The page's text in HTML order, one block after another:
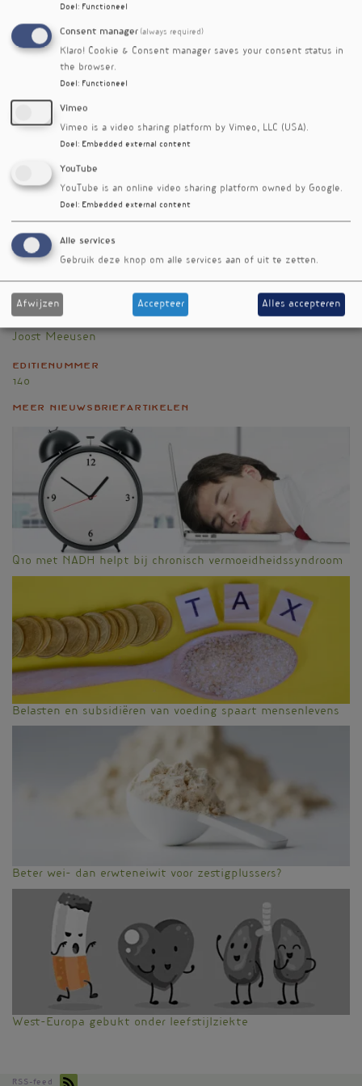
van andere grootschalige bevolkingsstudies.
Referenties
van den Brandt PA, Schouten LJ. Relationship of tree
nut, peanut and peanut butter intake with total and
cause-specific mortality: a cohort study and meta-
analysis. Int J Epidemiol. 2015 Jun;44(3):1038-49
of the association of nut/peanut consumption with total
and cause-specific mortality. JAMA Intern Med. 2015
May;175(5):755-66
Nieuwsbriefartikel
Onderzoek
Joost Meeusen
Editienummer
140
Meer nieuwsbriefartikelen
Q10 met NADH helpt bij chronisch vermoeidheidssyndroom
Belasten en subsidiëren van voeding spaart mensenlevens
Beter wei- dan erwteneiwit voor zestigplussers?
West-Europa gebukt onder leefstijlziekte
RSS-feed
Doel : Functioneel
Consent manager (always required)
Klaro! Cookie & Consent manager saves your consent status in
the browser.
Doel : Functioneel
Vimeo
Vimeo is a video sharing platform by Vimeo, LLC (USA).
Doel : Embedded external content
YouTube
YouTube is an online video sharing platform owned by Google.
Doel : Embedded external content
Alle services
Gebruik deze knop om alle services aan of uit te zetten.
Afwijzen Accepteer Alles accepteren